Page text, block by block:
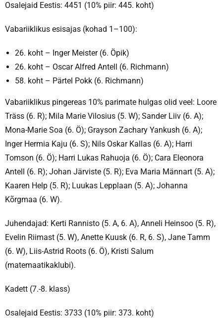
Osalejaid Eestis: 4451 (10% piir: 445. koht)
Vabariiklikus esisajas (kohad 1–100):
26. koht – Inger Meister (6. Öpik)
26. koht – Oscar Alfred Antell (6. Richmann)
58. koht – Pärtel Pokk (6. Richmann)
Vabariiklikus pingereas 10% parimate hulgas olid veel: Loore
Träss (6. R); Mila Marie Vilosius (5. W); Sander Liiv (6. A);
Mona-Marie Soa (6. Ö); Grayson Zachary Yankush (6. A);
Inger Hermia Kaju (6. S); Nils Oskar Kallas (6. A); Harri
Tomson (6. Ö); Harri Lukas Rahuoja (6. Ö); Cara Eleonora
Antell (6. R); Johan Järviste (5. R); Eva Maria Männart (5. A);
Kaaren Help (5. R); Luukas Lepplaan (5. A); Johanna
Kõrgmaa (6. W).
Juhendajad: Kerti Rannisto (5. A, 6. A), Anneli Heinsoo (5. R),
Evelin Riimast (5. W), Anette Kuusk (6. R, 6. S), Jane Tamm
(6. W), Liis-Astrid Roots (6. Ö), Kristi Salum
(matemaatikaklubi).
Kadett (7.-8. klass)
Osalejaid Eestis: 3733 (10% piir: 373. koht)